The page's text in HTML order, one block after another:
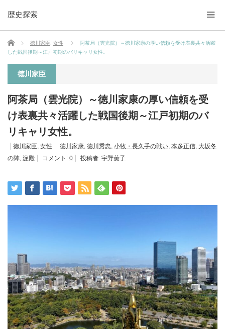
歴史探索
ホーム 徳川家臣 女性
阿茶局（雲光院）～徳川家康の厚い信頼を受け表裏共々活躍
した戦国後期～江戸初期のバリキャリ女性。
徳川家臣
阿茶局（雲光院）～徳川家康の厚い信頼を受
け表裏共々活躍した戦国後期～江戸初期のバ
リキャリ女性。
徳川家臣, 女性 徳川家康, 徳川秀忠, 小牧・長久手の戦い, 本多正信, 大坂冬
の陣, 淀殿 コメント: 0 投稿者: 宇野薫子